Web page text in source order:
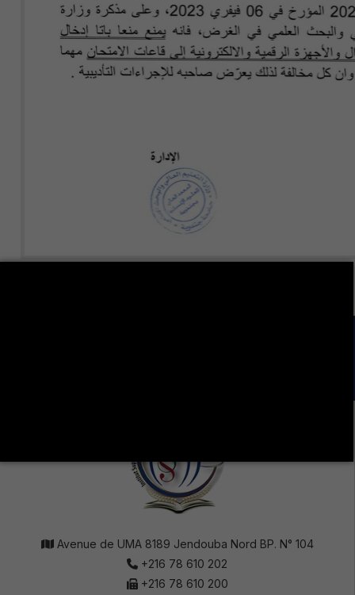
Avenue de UMA 8189 Jendouba Nord BP. N° 104
+216 78 610 202
+216 78 610 200